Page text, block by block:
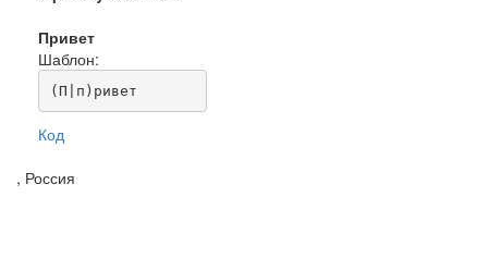
Привет
Шаблон:
(П|п)ривет
Код
, Россия